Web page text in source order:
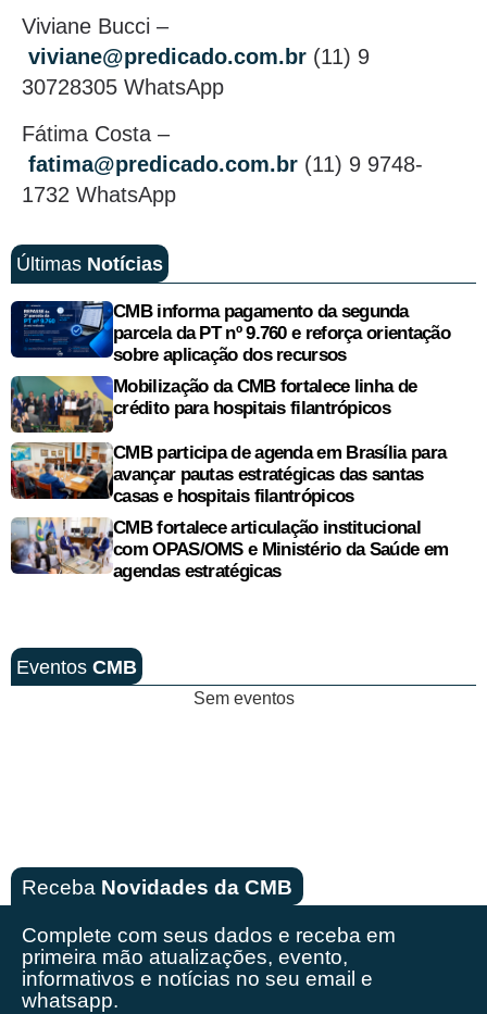
Viviane Bucci –
viviane@predicado.com.br (11) 9
30728305 WhatsApp
Fátima Costa –
fatima@predicado.com.br (11) 9 9748-
1732 WhatsApp
Últimas Notícias
CMB informa pagamento da segunda
parcela da PT nº 9.760 e reforça orientação
sobre aplicação dos recursos
Mobilização da CMB fortalece linha de
crédito para hospitais filantrópicos
CMB participa de agenda em Brasília para
avançar pautas estratégicas das santas
casas e hospitais filantrópicos
CMB fortalece articulação institucional
com OPAS/OMS e Ministério da Saúde em
agendas estratégicas
Eventos CMB
Sem eventos
Receba Novidades da CMB
Complete com seus dados e receba em
primeira mão atualizações, evento,
informativos e notícias no seu email e
whatsapp.